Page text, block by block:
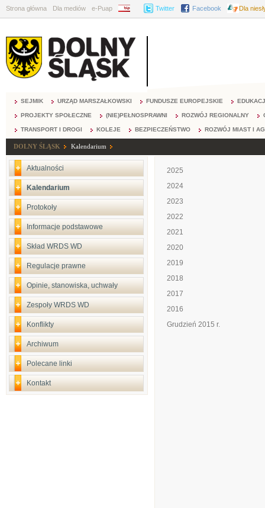
Strona główna Dla mediów e-Puap BIP Twitter Facebook Dla
SEJMIK URZĄD MARSZAŁKOWSKI FUNDUSZE EUROPEJSKIE
PROJEKTY SPOŁECZNE (NIE)PEŁNOSPRAWNI ROZWÓJ REGIONALNY
TRANSPORT I DROGI KOLEJE BEZPIECZEŃSTWO ROZWÓJ MIAST I
DOLNY ŚLĄSK Kalendarium
Aktualności
Kalendarium
Protokoły
Informacje podstawowe
Skład WRDS WD
Regulacje prawne
Opinie, stanowiska, uchwały
Zespoły WRDS WD
Konflikty
Archiwum
Polecane linki
Kontakt
2025
2024
2023
2022
2021
2020
2019
2018
2017
2016
Grudzień 2015 r.